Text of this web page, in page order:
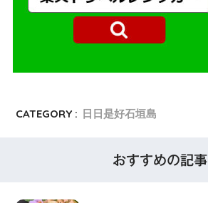
CATEGORY : 日日是好石垣島
おすすめの記事